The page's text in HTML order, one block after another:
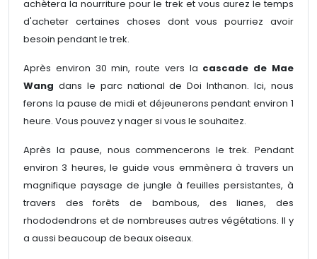
achètera la nourriture pour le trek et vous aurez le temps
d'acheter certaines choses dont vous pourriez avoir
besoin pendant le trek.
Après environ 30 min, route vers la cascade de Mae
Wang dans le parc national de Doi Inthanon. Ici, nous
ferons la pause de midi et déjeunerons pendant environ 1
heure. Vous pouvez y nager si vous le souhaitez.
Après la pause, nous commencerons le trek. Pendant
environ 3 heures, le guide vous emmènera à travers un
magnifique paysage de jungle à feuilles persistantes, à
travers des forêts de bambous, des lianes, des
rhododendrons et de nombreuses autres végétations. Il y
a aussi beaucoup de beaux oiseaux.